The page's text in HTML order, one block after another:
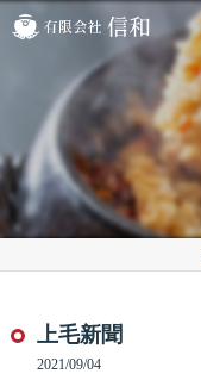
上毛新聞
2021/09/04